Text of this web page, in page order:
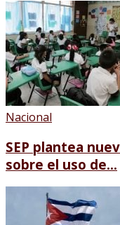
Nacional
SEP plantea
sobre el uso de...